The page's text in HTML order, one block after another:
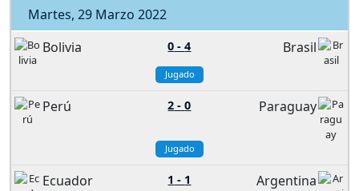
Martes, 29 Marzo 2022
Bolivia
0 -4 Brasil
Jugado
Perú 2 -0 Paraguay
Jugado
Ecuador 1 - 1 Argentina